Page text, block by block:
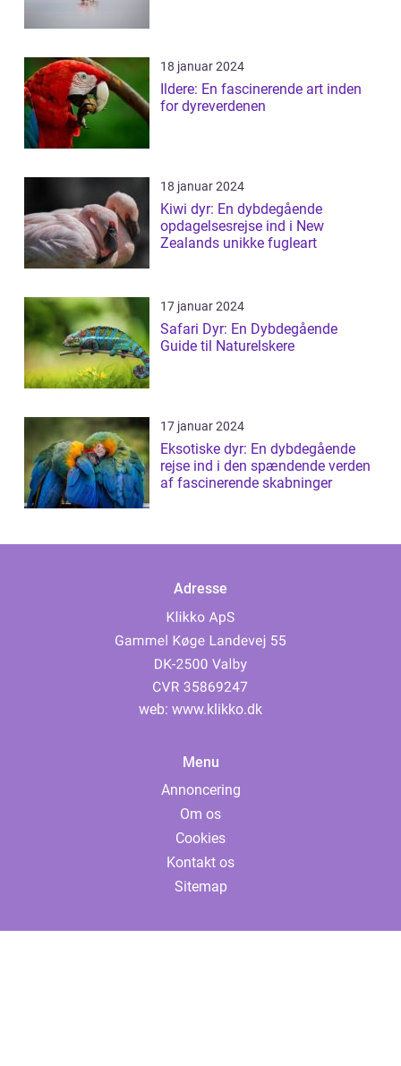
18 januar 2024
Ildere: En fascinerende art inden
for dyreverdenen
18 januar 2024
Kiwi dyr: En dybdegående
opdagelsesrejse ind i New
Zealands unikke fugleart
17 januar 2024
Safari Dyr: En Dybdegående
Guide til Naturelskere
17 januar 2024
Eksotiske dyr: En dybdegående
rejse ind i den spændende verden
af fascinerende skabninger
Adresse
web: www.klikko.dk
Menu
Annoncering
Om os
Cookies
Kontakt os
Sitemap